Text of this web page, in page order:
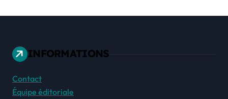
INFORMATIONS
Contact
Équipe éditoriale